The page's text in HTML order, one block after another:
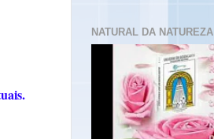
NATURAL DA NATUREZA